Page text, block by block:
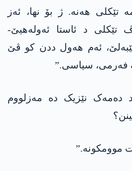
تێکلی ھەنە. ژ بۆ نھا، ئەز
تێکلی د ئاستا ئەولەھیێ-
ئەم ھەول ددن کو ڤێ
فەرمی، سیاسی.”
نێزیک دە مەزلووم
موومکونە.”